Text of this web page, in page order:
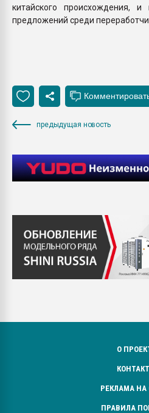
китайского происхождения, и
предложений среди
предыдущая новость
О
РЕКЛАМА НА
ПРАВИЛА